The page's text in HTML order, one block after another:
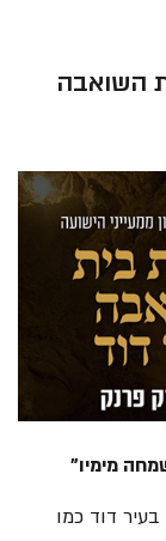
השואבה
מימיו"
דוד כמו